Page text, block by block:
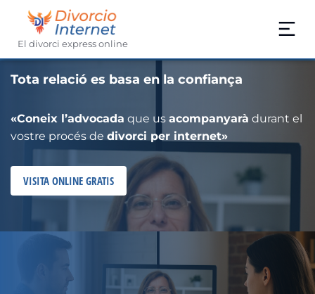
El divorci express online
Tota relació es basa en la confiança
«Coneix l’advocada que us acompanyarà durant el
vostre procés de divorci per internet»
VISITA ONLINE GRATIS
Tota relació es basa en la confiança
«Coneix l’advocada que us acompanyarà durant el
vostre procés de divorci per internet»
VISITA ONLINE GRATIS
Tota relació es basa en la confiança
«Coneix l’advocada que us acompanyarà durant el
vostre procés de divorci per internet»
VISITA ONLINE GRATIS